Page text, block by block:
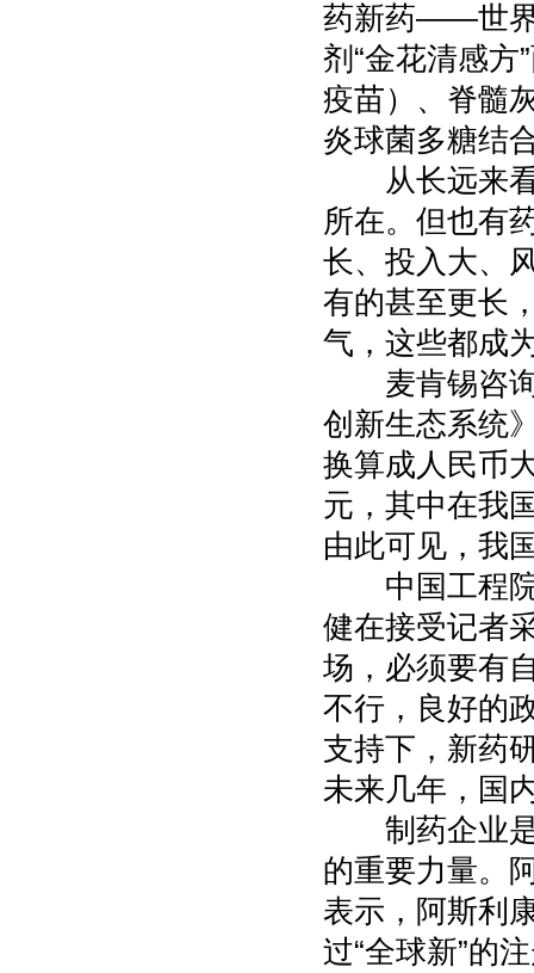
药新药——世界
剂“金花清感
疫苗）、脊髓
炎球菌多糖结
从长远来看
所在。但也有
长、投入大、
有的甚至更长
气，这些都成
麦肯锡咨询
创新生态系统
换算成人民币
元，其中在我
由此可见，我
中国工程院
健在接受记者
场，必须要有
不行，良好的
支持下，新药
未来几年，国
制药企业是
的重要力量。
表示，阿斯利
过“全球新”的